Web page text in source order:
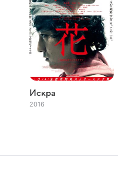
Искра
2016